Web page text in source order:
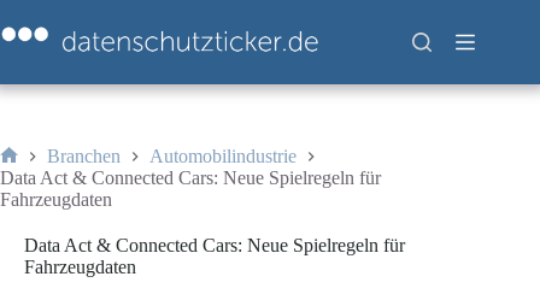
Inhalt
springen
Start
Branchen
Automobilindustrie
Data Act & Connected Cars: Neue Spielregeln für
Fahrzeugdaten
Data Act & Connected Cars: Neue Spielregeln für
Fahrzeugdaten